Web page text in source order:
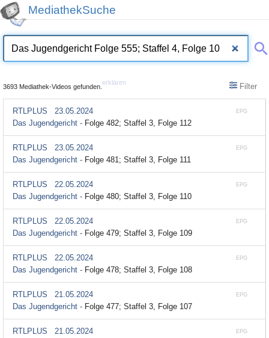
MediathekSuche
3693 Mediathek-Videos gefunden.
erklären Filter
EPG
RTLPLUS
23.05.2024
Das Jugendgericht - Folge 482; Staffel 3, Folge 112
EPG
RTLPLUS
23.05.2024
Das Jugendgericht - Folge 481; Staffel 3, Folge 111
EPG
RTLPLUS
22.05.2024
Das Jugendgericht - Folge 480; Staffel 3, Folge 110
EPG
RTLPLUS
22.05.2024
Das Jugendgericht - Folge 479; Staffel 3, Folge 109
EPG
RTLPLUS
22.05.2024
Das Jugendgericht - Folge 478; Staffel 3, Folge 108
EPG
RTLPLUS
21.05.2024
Das Jugendgericht - Folge 477; Staffel 3, Folge 107
EPG
RTLPLUS
21.05.2024